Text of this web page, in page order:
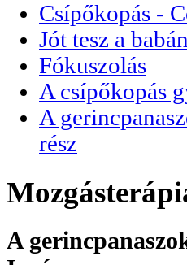
Csípőkopás -
Jót tesz a
Fókuszolás
A csípőkopás
A
rész
A